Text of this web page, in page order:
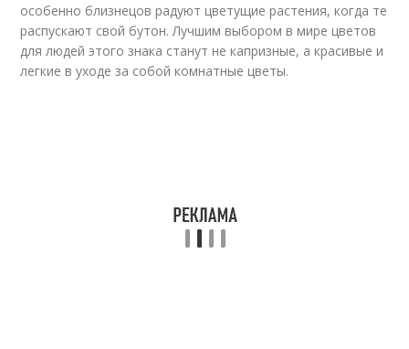
особенно близнецов радуют цветущие растения, когда те
распускают свой бутон. Лучшим выбором в мире цветов
для людей этого знака станут не капризные, а красивые и
легкие в уходе за собой комнатные цветы.